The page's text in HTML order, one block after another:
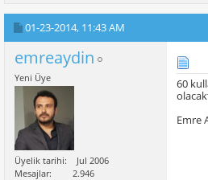
01-23-2014, 11:43 AM
emreaydin
Yeni Üye
Üyelik tarihi
Jul 2006
Mesajlar
2.946
60
Emre